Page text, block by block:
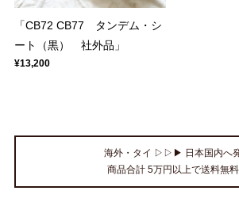
「CB72 CB77 タンデム・シ
ート（黒） 社外品」
¥13,200
海外・タイ ▷▷▶ 日本国内へ
商品合計 5万円以上で送料無料